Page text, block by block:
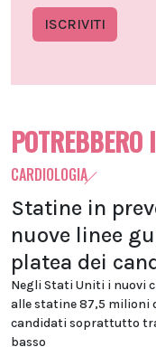
ISCRIVITI
CARDIOLOGIA
Statine in
nuove linee
platea dei
Negli Stati Uniti i nuovi
alle statine 87,5 milioni
candidati soprattutto
basso